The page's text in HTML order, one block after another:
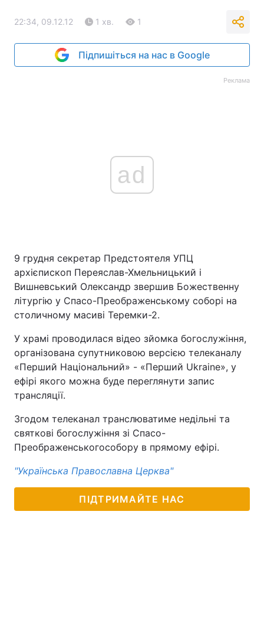
22:34, 09.12.12 1 хв. 1
Підпишіться на нас в Google
Реклама
ad
9 грудня секретар Предстоятеля УПЦ
архієпископ Переяслав-Хмельницький і
Вишневський Олександр звершив Божественну
літургію у Спасо-Преображенському соборі на
столичному масиві Теремки-2.
У храмі проводилася відео зйомка богослужіння,
організована супутниковою версією телеканалу
«Перший Національний» - «Перший Ukraine», у
ефірі якого можна буде переглянути запис
трансляції.
Згодом телеканал транслюватиме недільні та
святкові богослужіння зі Спасо-
Преображенськогособору в прямому ефірі.
"Українська Православна Церква"
ПІДТРИМАЙТЕ НАС